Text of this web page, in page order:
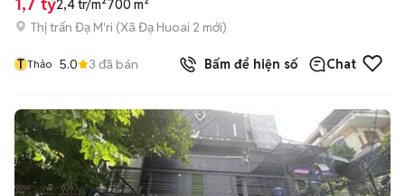
2,4 tr/m²700 m²
Thị trấn Đạ M'ri (Xã Đạ Huoai 2 mới)
T Thảo 5.0 3 đã bán Bấm để hiện số Chat